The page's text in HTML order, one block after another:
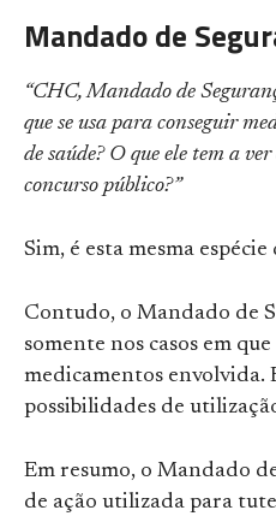
Mandado de
“CHC, Mandado de
que se usa para conseguir
de saúde? O que ele tem a ver
concurso público?”
Sim, é esta mesma
Contudo, o Mandado de
somente nos casos em
medicamentos envolvida.
possibilidades de
Em resumo, o Mandado
de ação utilizada para